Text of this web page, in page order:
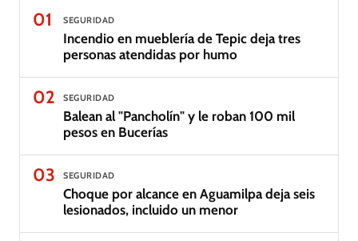
01
SEGURIDAD
Incendio en mueblería de Tepic deja tres
personas atendidas por humo
02 SEGURIDAD
Balean al "Pancholín" y le roban 100 mil
pesos en Bucerías
03 SEGURIDAD
Choque por alcance en Aguamilpa deja seis
lesionados, incluido un menor